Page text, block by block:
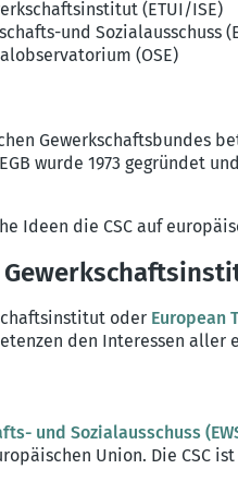
(ETUI/ISE)
und Sozialausschuss
(OSE)
Gewerkschaftsbundes
wurde 1973 gegründet
Ideen die CSC auf
oder European
den Interessen aller
und Sozialausschuss
Union. Die CSC